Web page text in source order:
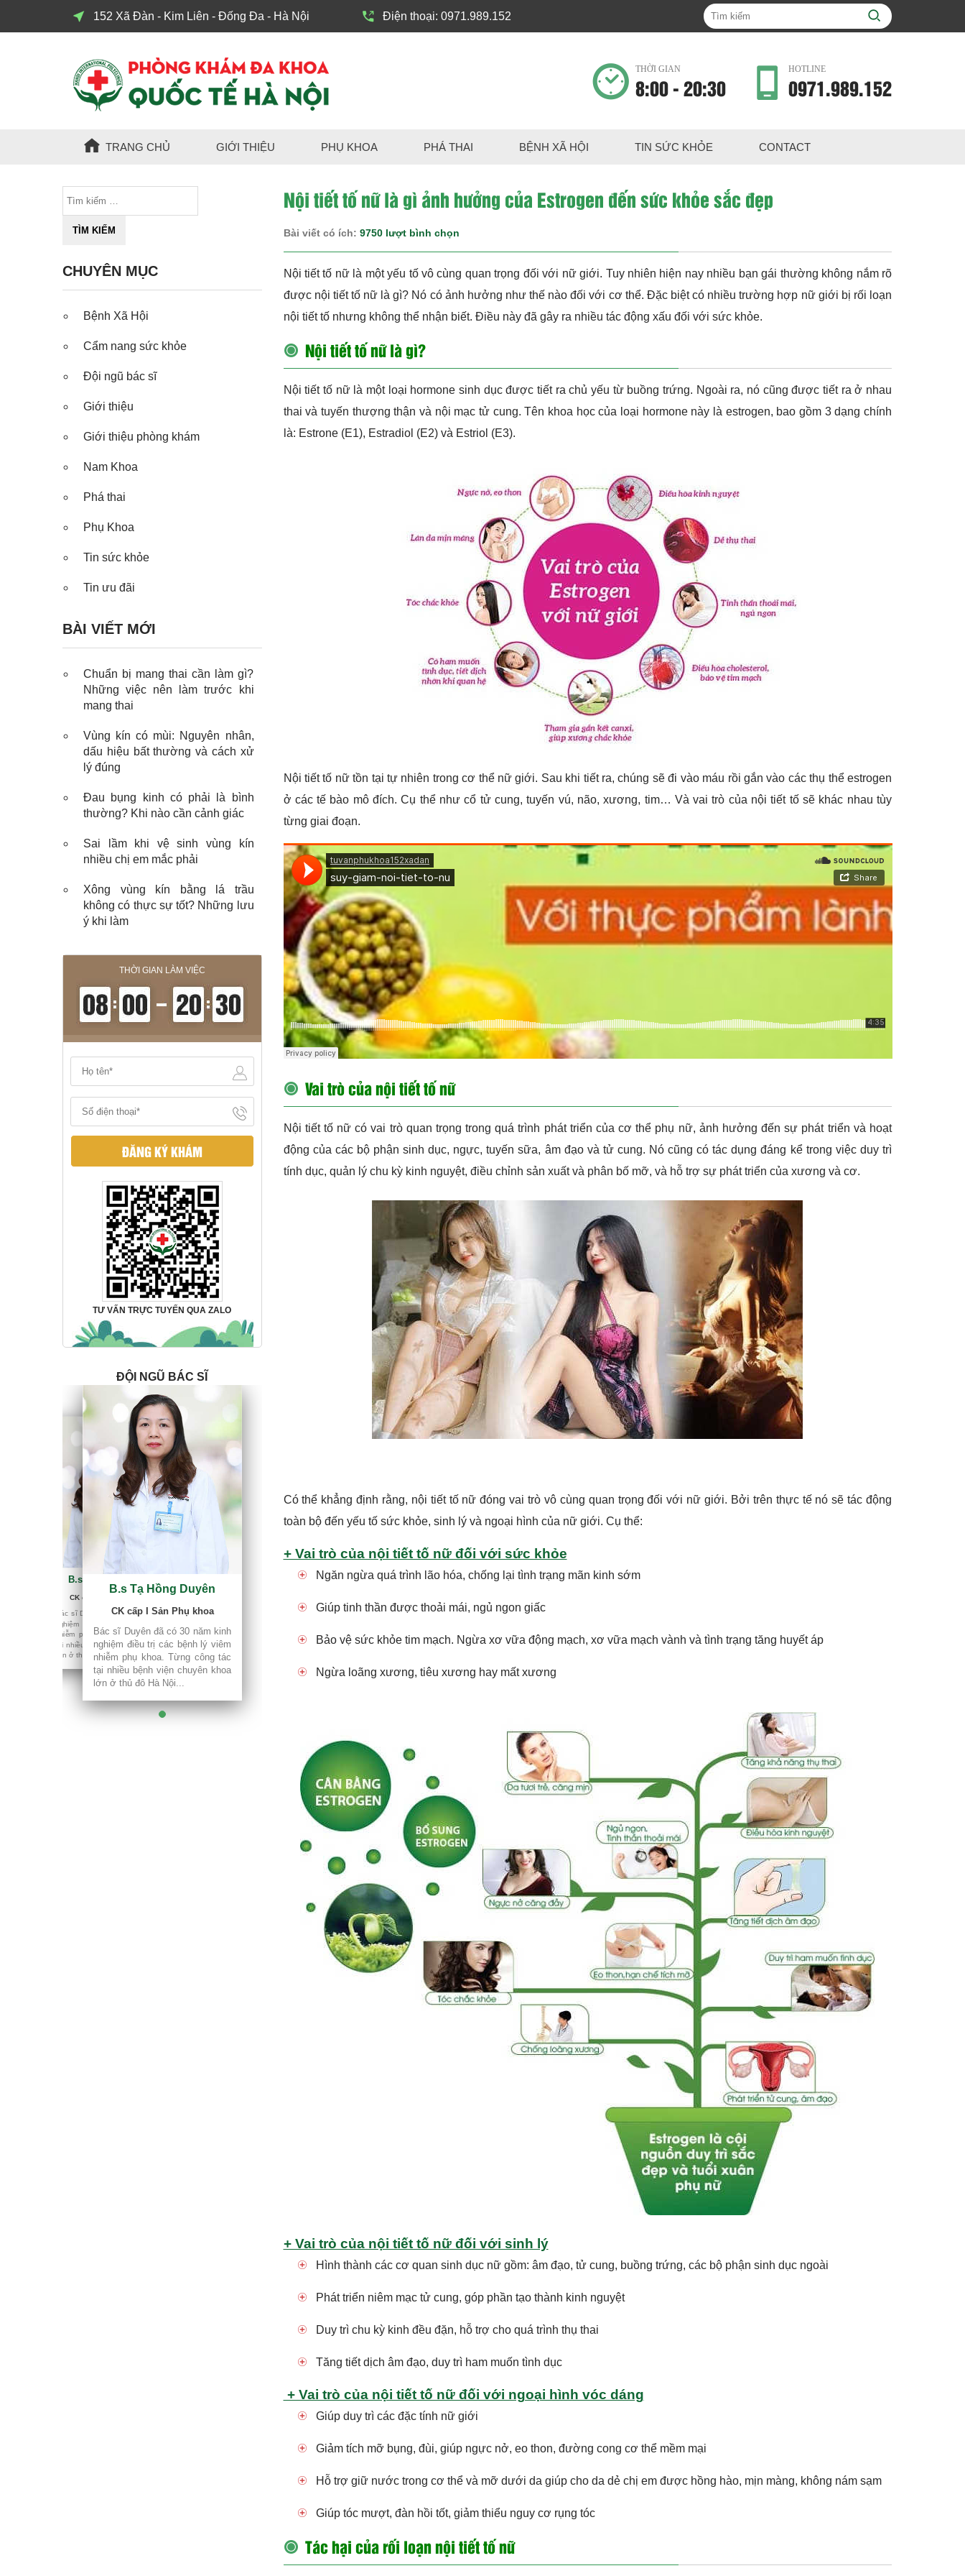
152 Xã Đàn - Kim Liên - Đống Đa - Hà Nội Điện thoại: 0971.989.152
THỜI GIAN
8:00 - 20:30
HOTLINE
0971.989.152
TRANG CHỦ GIỚI THIỆU PHỤ KHOA PHÁ THAI BỆNH XÃ HỘI TIN SỨC KHỎE CONTACT
CHUYÊN MỤC
Bệnh Xã Hội
Cẩm nang sức khỏe
Đội ngũ bác sĩ
Giới thiệu
Giới thiệu phòng khám
Nam Khoa
Phá thai
Phụ Khoa
Tin sức khỏe
Tin ưu đãi
BÀI VIẾT MỚI
Chuẩn bị mang thai cần làm gì?
Những việc nên làm trước khi
mang thai
Vùng kín có mùi: Nguyên nhân,
dấu hiệu bất thường và cách xử
lý đúng
Đau bụng kinh có phải là bình
thường? Khi nào cần cảnh giác
Sai lầm khi vệ sinh vùng kín
nhiều chị em mắc phải
Xông vùng kín bằng lá trầu
không có thực sự tốt? Những lưu
ý khi làm
THỜI GIAN LÀM VIỆC
ĐĂNG KÝ KHÁM
TƯ VẤN TRỰC TUYẾN QUA ZALO
ĐỘI NGŨ BÁC SĨ
B.s Tạ Hồng Duyên
CK cấp I Sản Phụ khoa
Bác sĩ Duyên đã có 30 năm kinh
nhiễm phụ khoa. Từng công tác
lớn ở thủ đô Hà Nội...
B.s Tạ Hồng Duyên
CK cấp I Sản Phụ khoa
Bác sĩ Duyên đã có 30 năm kinh
nghiệm điều trị các bệnh lý viêm
nhiễm phụ khoa. Từng công tác
tại nhiều bệnh viện chuyên khoa
lớn ở thủ đô Hà Nội...
B.s Tạ Hồng Duyên
CK cấp I Sản Phụ khoa
Bác sĩ Duyên đã có 30 năm kinh
nghiệm điều trị các bệnh lý viêm
nhiễm phụ khoa. Từng công tác
tại nhiều bệnh viện chuyên khoa
lớn ở thủ đô Hà Nội...
Nội tiết tố nữ là gì ảnh hưởng của Estrogen đến sức khỏe sắc đẹp
Bài viết có ích: 9750 lượt bình chọn
Nội tiết tố nữ là một yếu tố vô cùng quan trọng đối với nữ giới. Tuy nhiên hiện nay nhiều bạn gái thường không nắm rõ
được nội tiết tố nữ là gì? Nó có ảnh hưởng như thế nào đối với cơ thể. Đặc biệt có nhiều trường hợp nữ giới bị rối loạn
nội tiết tố nhưng không thể nhận biết. Điều này đã gây ra nhiều tác động xấu đối với sức khỏe.
Nội tiết tố nữ là gì?
Nội tiết tố nữ là một loại hormone sinh dục được tiết ra chủ yếu từ buồng trứng. Ngoài ra, nó cũng được tiết ra ở nhau
thai và tuyến thượng thận và nội mạc tử cung. Tên khoa học của loại hormone này là estrogen, bao gồm 3 dạng chính
là: Estrone (E1), Estradiol (E2) và Estriol (E3).
Nội tiết tố nữ tồn tại tự nhiên trong cơ thể nữ giới. Sau khi tiết ra, chúng sẽ đi vào máu rồi gắn vào các thụ thể estrogen
ở các tế bào mô đích. Cụ thể như cổ tử cung, tuyến vú, não, xương, tim… Và vai trò của nội tiết tố sẽ khác nhau tùy
từng giai đoạn.
Vai trò của nội tiết tố nữ
Nội tiết tố nữ có vai trò quan trọng trong quá trình phát triển của cơ thể phụ nữ, ảnh hưởng đến sự phát triển và hoạt
động của các bộ phận sinh dục, ngực, tuyến sữa, âm đạo và tử cung. Nó cũng có tác dụng đáng kể trong việc duy trì
tính dục, quản lý chu kỳ kinh nguyệt, điều chỉnh sản xuất và phân bố mỡ, và hỗ trợ sự phát triển của xương và cơ.
Có thể khẳng định rằng, nội tiết tố nữ đóng vai trò vô cùng quan trọng đối với nữ giới. Bởi trên thực tế nó sẽ tác động
toàn bộ đến yếu tố sức khỏe, sinh lý và ngoại hình của nữ giới. Cụ thể:
+ Vai trò của nội tiết tố nữ đối với sức khỏe
Ngăn ngừa quá trình lão hóa, chống lại tình trạng mãn kinh sớm
Giúp tinh thần được thoải mái, ngủ ngon giấc
Bảo vệ sức khỏe tim mạch. Ngừa xơ vữa động mạch, xơ vữa mạch vành và tình trạng tăng huyết áp
Ngừa loãng xương, tiêu xương hay mất xương
+ Vai trò của nội tiết tố nữ đối với sinh lý
Hình thành các cơ quan sinh dục nữ gồm: âm đạo, tử cung, buồng trứng, các bộ phận sinh dục ngoài
Phát triển niêm mạc tử cung, góp phần tạo thành kinh nguyệt
Duy trì chu kỳ kinh đều đặn, hỗ trợ cho quá trình thụ thai
Tăng tiết dịch âm đạo, duy trì ham muốn tình dục
+ Vai trò của nội tiết tố nữ đối với ngoại hình vóc dáng
Giúp duy trì các đặc tính nữ giới
Giảm tích mỡ bụng, đùi, giúp ngực nở, eo thon, đường cong cơ thể mềm mại
Hỗ trợ giữ nước trong cơ thể và mỡ dưới da giúp cho da dẻ chị em được hồng hào, mịn màng, không nám sạm
Giúp tóc mượt, đàn hồi tốt, giảm thiểu nguy cơ rụng tóc
Tác hại của rối loạn nội tiết tố nữ